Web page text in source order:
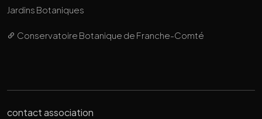
Jardins Botaniques
Conservatoire Botanique de Franche-Comté
contact association